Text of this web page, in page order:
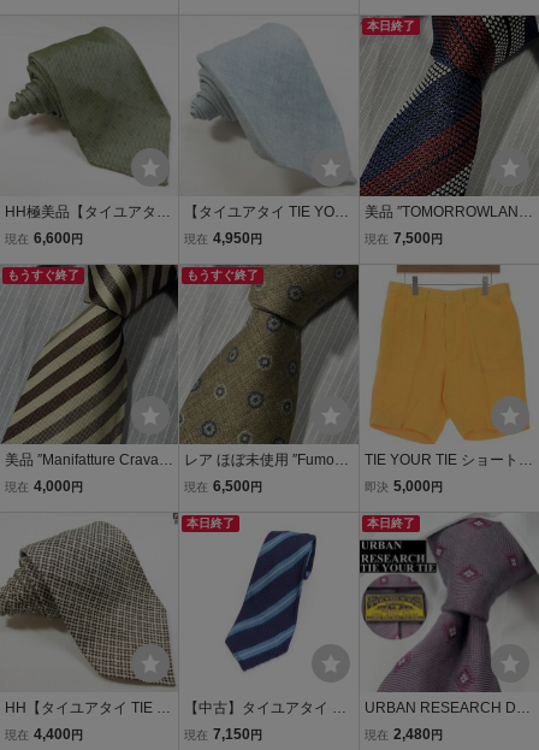
ランドネクタイ 410123
シルクネクタイ (メンズ)
紫×緑系 イタリア製 ★39
MMB0011★
HH極美品【タイユアタイ
TIE YOUR TIE】 お洒落な
クネクタイ (メンズ) グリ
ーン系 イタリア製 ★39M
MB0010★
現在 6,600 円
【タイユアタイ TIE YOU
R TIE】シンプルな織柄♪
タイ (メンズ) ライトブル
ー系 イタリア製 ★39MM
現在 4,950 円
本日終了
美品 ″TOMORROWLAND″
トゥモローランド ストラ
折) ブランドネクタイ 501
162
現在 7,500 円
もうすぐ終了
美品 ″Manifatture Cravatt
e″ マニファットーレクラ
ヴェピエゲ(9折) スフォデ
ラータ ブランドネクタイ
305292
現在 4,000 円
もうすぐ終了
レア ほぼ未使用 ″Fumoz
a″ フモーザ 小紋 ディエー
ネクタイ 403341
現在 6,500 円
TIE YOUR TIE ショートパ
ンツ メンズ タイユアタイ
即決 5,000 円
HH【タイユアタイ TIE Y
OUR TIE】お洒落な総柄
現在 4,400 円
本日終了
【中古】タイユアタイ TIE
YOUR TIE シルク ストラ
現在 7,150 円
本日終了
URBAN RESEARCH DO
ORS アーバンリサーチド
現在 2,480 円